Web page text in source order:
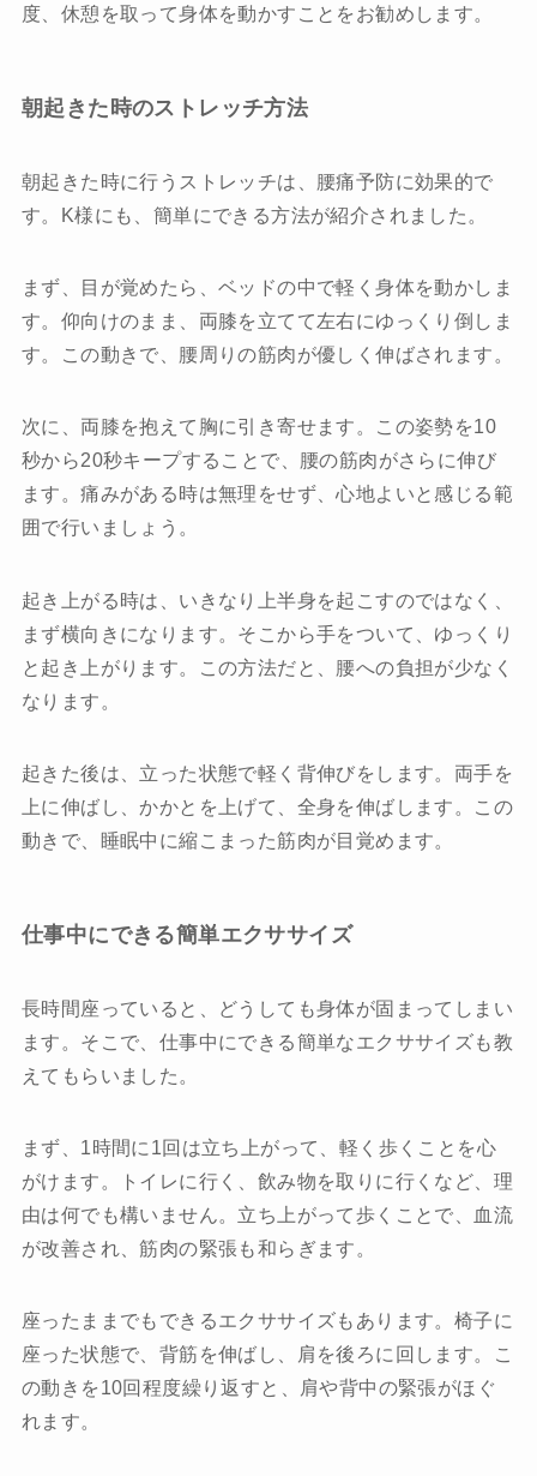
度、休憩を取って身体を動かすことをお勧めします。
朝起きた時のストレッチ方法
朝起きた時に行うストレッチは、腰痛予防に効果的で
す。K様にも、簡単にできる方法が紹介されました。
まず、目が覚めたら、ベッドの中で軽く身体を動かしま
す。仰向けのまま、両膝を立てて左右にゆっくり倒しま
す。この動きで、腰周りの筋肉が優しく伸ばされます。
次に、両膝を抱えて胸に引き寄せます。この姿勢を10
秒から20秒キープすることで、腰の筋肉がさらに伸び
ます。痛みがある時は無理をせず、心地よいと感じる範
囲で行いましょう。
起き上がる時は、いきなり上半身を起こすのではなく、
まず横向きになります。そこから手をついて、ゆっくり
と起き上がります。この方法だと、腰への負担が少なく
なります。
起きた後は、立った状態で軽く背伸びをします。両手を
上に伸ばし、かかとを上げて、全身を伸ばします。この
動きで、睡眠中に縮こまった筋肉が目覚めます。
仕事中にできる簡単エクササイズ
長時間座っていると、どうしても身体が固まってしまい
ます。そこで、仕事中にできる簡単なエクササイズも教
えてもらいました。
まず、1時間に1回は立ち上がって、軽く歩くことを心
がけます。トイレに行く、飲み物を取りに行くなど、理
由は何でも構いません。立ち上がって歩くことで、血流
が改善され、筋肉の緊張も和らぎます。
座ったままでもできるエクササイズもあります。椅子に
座った状態で、背筋を伸ばし、肩を後ろに回します。こ
の動きを10回程度繰り返すと、肩や背中の緊張がほぐ
れます。